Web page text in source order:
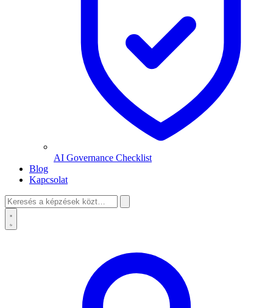
AI Governance Checklist
Blog
Kapcsolat